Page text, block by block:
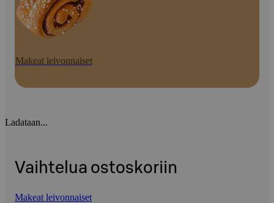
Makeat leivonnaiset
Ladataan...
Vaihtelua ostoskoriin
Makeat leivonnaiset